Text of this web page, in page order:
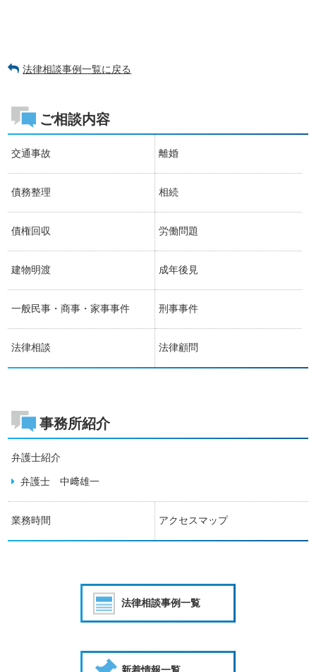
法律相談事例一覧に戻る
ご相談内容
交通事故 離婚
債務整理 相続
債権回収 労働問題
建物明渡 成年後見
一般民事・商事・家事事件 刑事事件
法律相談 法律顧問
事務所紹介
弁護士紹介
弁護士 中﨑雄一
業務時間 アクセスマップ
法律相談事例一覧